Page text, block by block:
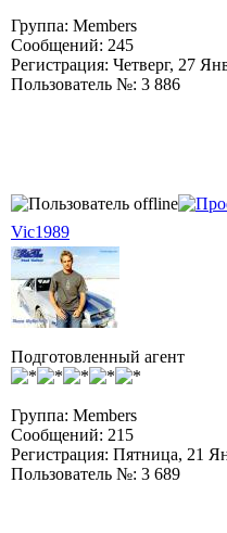
Группа: Members
Сообщений: 245
Регистрация: Четверг, 27
Пользователь №: 3 886
Vic1989
Подготовленный агент
Группа: Members
Сообщений: 215
Регистрация: Пятница, 21
Пользователь №: 3 689